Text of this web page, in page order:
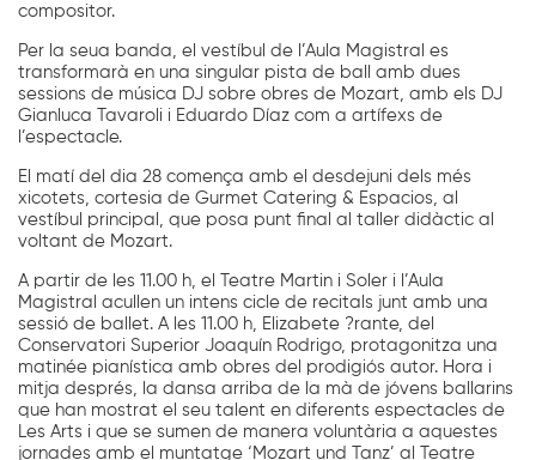
compositor.
Per la seua banda, el vestíbul de l’Aula Magistral es
transformarà en una singular pista de ball amb dues
sessions de música DJ sobre obres de Mozart, amb els DJ
Gianluca Tavaroli i Eduardo Díaz com a artífexs de
l’espectacle.
El matí del dia 28 comença amb el desdejuni dels més
xicotets, cortesia de Gurmet Catering & Espacios, al
vestíbul principal, que posa punt final al taller didàctic al
voltant de Mozart.
A partir de les 11.00 h, el Teatre Martin i Soler i l’Aula
Magistral acullen un intens cicle de recitals junt amb una
sessió de ballet. A les 11.00 h, Elizabete ?rante, del
Conservatori Superior Joaquín Rodrigo, protagonitza una
matinée pianística amb obres del prodigiós autor. Hora i
mitja després, la dansa arriba de la mà de jóvens ballarins
que han mostrat el seu talent en diferents espectacles de
Les Arts i que se sumen de manera voluntària a aquestes
jornades amb el muntatge ‘Mozart und Tanz’ al Teatre